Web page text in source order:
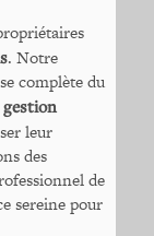
. Notre
complète du
gestion
leur
des
de
sereine pour